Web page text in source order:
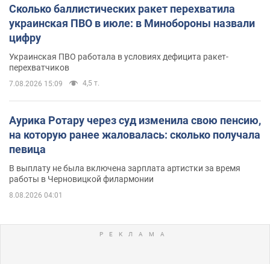
Сколько баллистических ракет перехватила
украинская ПВО в июле: в Минобороны назвали
цифру
Украинская ПВО работала в условиях дефицита ракет-
перехватчиков
7.08.2026 15:09 4,5 т.
Аурика Ротару через суд изменила свою пенсию,
на которую ранее жаловалась: сколько получала
певица
В выплату не была включена зарплата артистки за время
работы в Черновицкой филармонии
8.08.2026 04:01